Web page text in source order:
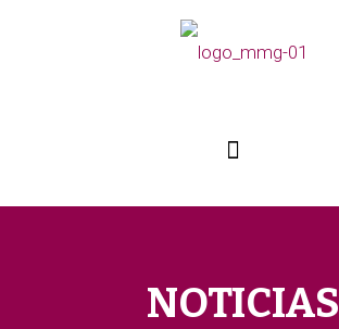
NOTICIAS